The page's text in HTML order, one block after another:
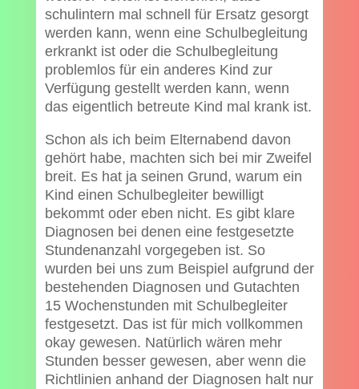
schulintern mal schnell für Ersatz gesorgt
werden kann, wenn eine Schulbegleitung
erkrankt ist oder die Schulbegleitung
problemlos für ein anderes Kind zur
Verfügung gestellt werden kann, wenn
das eigentlich betreute Kind mal krank ist.
Schon als ich beim Elternabend davon
gehört habe, machten sich bei mir Zweifel
breit. Es hat ja seinen Grund, warum ein
Kind einen Schulbegleiter bewilligt
bekommt oder eben nicht. Es gibt klare
Diagnosen bei denen eine festgesetzte
Stundenanzahl vorgegeben ist. So
wurden bei uns zum Beispiel aufgrund der
bestehenden Diagnosen und Gutachten
15 Wochenstunden mit Schulbegleiter
festgesetzt. Das ist für mich vollkommen
okay gewesen. Natürlich wären mehr
Stunden besser gewesen, aber wenn die
Richtlinien anhand der Diagnosen halt nur